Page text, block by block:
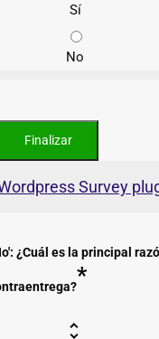
Sí
No
Survey
¿Cuál es la principal
*